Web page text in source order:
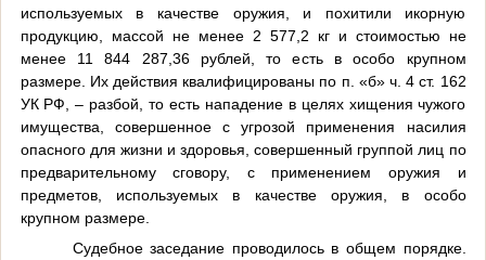
используемых в качестве оружия, и похитили икорную
продукцию, массой не менее 2 577,2 кг и стоимостью не
менее 11 844 287,36 рублей, то есть в особо крупном
размере. Их действия квалифицированы по п. «б» ч. 4 ст. 162
УК РФ, – разбой, то есть нападение в целях хищения чужого
имущества, совершенное с угрозой применения насилия
опасного для жизни и здоровья, совершенный группой лиц по
предварительному сговору, с применением оружия и
предметов, используемых в качестве оружия, в особо
крупном размере.
Судебное заседание проводилось в общем порядке.